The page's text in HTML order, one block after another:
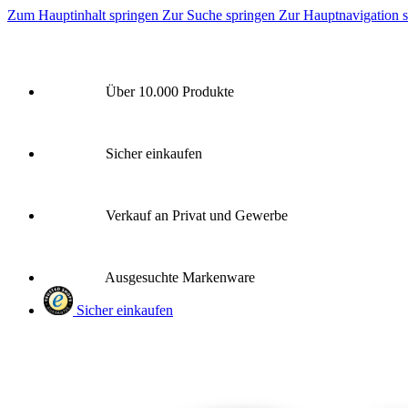
Zum Hauptinhalt springen Zur Suche springen Zur Hauptnavigation
Über 10.000 Produkte
Sicher einkaufen
Verkauf an Privat und Gewerbe
Ausgesuchte Markenware
Sicher einkaufen